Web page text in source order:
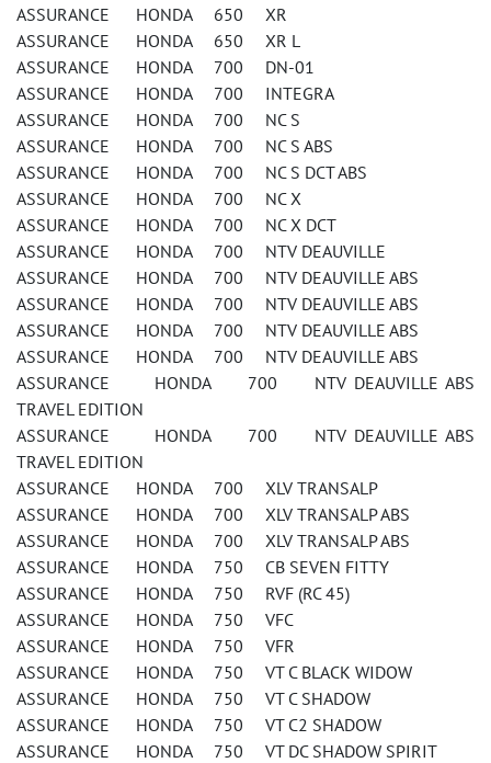
ASSURANCE HONDA 650 XR
ASSURANCE HONDA 650 XR L
ASSURANCE HONDA 700 DN-01
ASSURANCE HONDA 700 INTEGRA
ASSURANCE HONDA 700 NC S
ASSURANCE HONDA 700 NC S ABS
ASSURANCE HONDA 700 NC S DCT ABS
ASSURANCE HONDA 700 NC X
ASSURANCE HONDA 700 NC X DCT
ASSURANCE HONDA 700 NTV DEAUVILLE
ASSURANCE HONDA 700 NTV DEAUVILLE ABS
ASSURANCE HONDA 700 NTV DEAUVILLE ABS
ASSURANCE HONDA 700 NTV DEAUVILLE ABS
ASSURANCE HONDA 700 NTV DEAUVILLE ABS
ASSURANCE HONDA 700 NTV DEAUVILLE ABS
TRAVEL EDITION
ASSURANCE HONDA 700 NTV DEAUVILLE ABS
TRAVEL EDITION
ASSURANCE HONDA 700 XLV TRANSALP
ASSURANCE HONDA 700 XLV TRANSALP ABS
ASSURANCE HONDA 700 XLV TRANSALP ABS
ASSURANCE HONDA 750 CB SEVEN FITTY
ASSURANCE HONDA 750 RVF (RC 45)
ASSURANCE HONDA 750 VFC
ASSURANCE HONDA 750 VFR
ASSURANCE HONDA 750 VT C BLACK WIDOW
ASSURANCE HONDA 750 VT C SHADOW
ASSURANCE HONDA 750 VT C2 SHADOW
ASSURANCE HONDA 750 VT DC SHADOW SPIRIT